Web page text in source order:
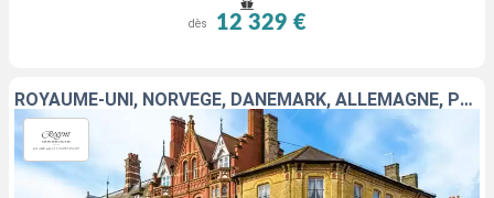
dès 12 329 €
ROYAUME-UNI, NORVÈGE, DANEMARK, ALLEMAGNE, POLOGNE, LITUANIE, LETTONIE, SUÈDE